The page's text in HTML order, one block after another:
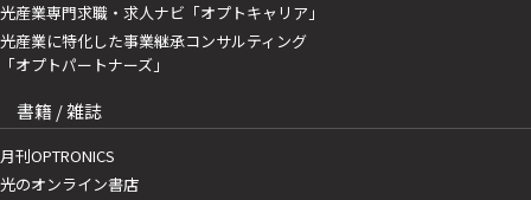
光産業専門求職・求人ナビ「オプトキャリア」
光産業に特化した事業継承コンサルティング
「オプトパートナーズ」
書籍 / 雑誌
月刊OPTRONICS
光のオンライン書店